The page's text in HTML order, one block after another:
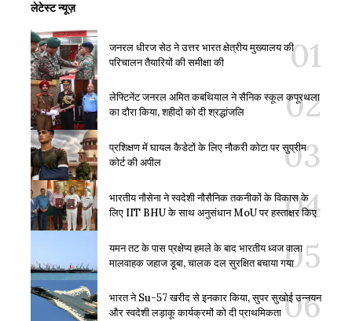
लेटेस्ट न्यूज़
जनरल धीरज सेठ ने उत्तर भारत क्षेत्रीय मुख्यालय की
परिचालन तैयारियों की समीक्षा की
लेफ्टिनेंट जनरल अमित कबथियाल ने सैनिक स्कूल कपूरथला
का दौरा किया, शहीदों को दी श्रद्धांजलि
प्रशिक्षण में घायल कैडेटों के लिए नौकरी कोटा पर सुप्रीम
कोर्ट की अपील
भारतीय नौसेना ने स्वदेशी नौसैनिक तकनीकों के विकास के
लिए IIT BHU के साथ अनुसंधान MoU पर हस्ताक्षर किए
यमन तट के पास प्रक्षेप्य हमले के बाद भारतीय ध्वज वाला
मालवाहक जहाज डूबा, चालक दल सुरक्षित बचाया गया
भारत ने Su-57 खरीद से इनकार किया, सुपर सुखोई उन्नयन
और स्वदेशी लड़ाकू कार्यक्रमों को दी प्राथमिकता